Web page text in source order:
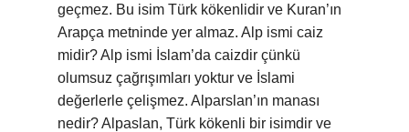
geçmez. Bu isim Türk kökenlidir ve Kuran’ın
Arapça metninde yer almaz. Alp ismi caiz
midir? Alp ismi İslam’da caizdir çünkü
olumsuz çağrışımları yoktur ve İslami
değerlerle çelişmez. Alparslan’ın manası
nedir? Alpaslan, Türk kökenli bir isimdir ve